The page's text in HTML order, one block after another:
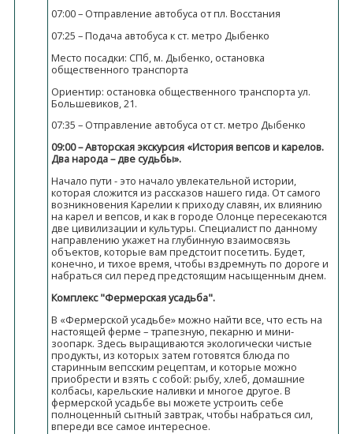
07:00 – Отправление автобуса от пл. Восстания
07:25 – Подача автобуса к ст. метро Дыбенко
Место посадки: СПб, м. Дыбенко, остановка
общественного транспорта
Ориентир: остановка общественного транспорта ул.
Большевиков, 21.
07:35 – Отправление автобуса от ст. метро Дыбенко
09:00 – Авторская экскурсия «История вепсов и карелов.
Два народа – две судьбы».
Начало пути - это начало увлекательной истории,
которая сложится из рассказов нашего гида. От самого
возникновения Карелии к приходу славян, их влиянию
на карел и вепсов, и как в городе Олонце пересекаются
две цивилизации и культуры. Специалист по данному
направлению укажет на глубинную взаимосвязь
объектов, которые вам предстоит посетить. Будет,
конечно, и тихое время, чтобы вздремнуть по дороге и
набраться сил перед предстоящим насыщенным днем.
Комплекс "Фермерская усадьба".
В «Фермерской усадьбе» можно найти все, что есть на
настоящей ферме – трапезную, пекарню и мини-
зоопарк. Здесь выращиваются экологически чистые
продукты, из которых затем готовятся блюда по
старинным вепсским рецептам, и которые можно
приобрести и взять с собой: рыбу, хлеб, домашние
колбасы, карельские наливки и многое другое. В
фермерской усадьбе вы можете устроить себе
полноценный сытный завтрак, чтобы набраться сил,
впереди все самое интересное.